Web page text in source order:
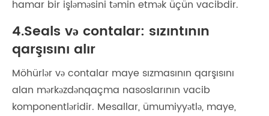
hamar bir işləməsini təmin etmək üçün vacibdir.
4.Seals və contalar: sızıntının
qarşısını alır
Möhürlər və contalar maye sızmasının qarşısını
alan mərkəzdənqaçma nasoslarının vacib
komponentləridir. Mesallar, ümumiyyətlə, maye,